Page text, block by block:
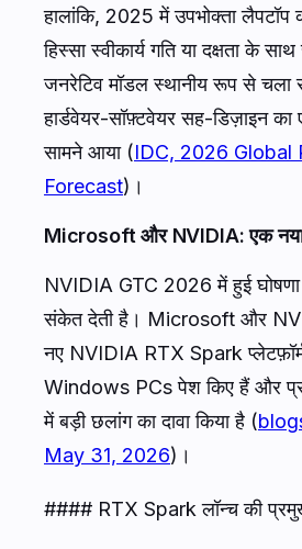
हालांकि, 2025 में उपभोक्ता
हिस्सा स्वीकार्य गति या दक्षता के
जनरेटिव मॉडल स्थानीय रूप से चला
हार्डवेयर-सॉफ़्टवेयर सह-डिज़ाइन
सामने आया (IDC, 2026 Global
Forecast)।
Microsoft और NVIDIA: एक नया
NVIDIA GTC 2026 में हुई घोषणा
संकेत देती है। Microsoft और
नए NVIDIA RTX Spark
Windows PCs पेश किए हैं और
में बड़ी छलांग का दावा किया है (
May 31, 2026)।
#### RTX Spark लॉन्च की